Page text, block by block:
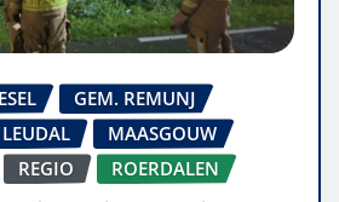
GEM. REMUNJ
LEUDAL
MAASGOUW
REGIO ROERDALEN